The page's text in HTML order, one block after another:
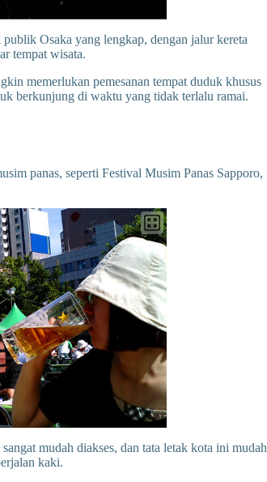
Osaka yang lengkap, dengan jalur kereta
tempat wisata.
memerlukan pemesanan tempat duduk khusus
berkunjung di waktu yang tidak terlalu ramai.
panas, seperti Festival Musim Panas Sapporo,
mudah diakses, dan tata letak kota ini mudah
kaki.